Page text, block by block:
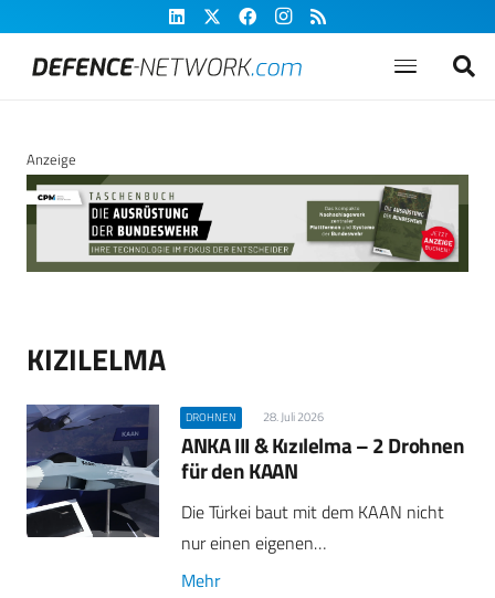
Anzeige
KIZILELMA
DROHNEN 28. Juli 2026
ANKA III & Kızılelma – 2 Drohnen
für den KAAN
Die Türkei baut mit dem KAAN nicht
nur einen eigenen…
Mehr